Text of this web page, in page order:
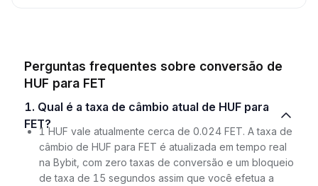
Perguntas frequentes sobre conversão de
HUF para FET
1. Qual é a taxa de câmbio atual de HUF para
FET?
1 HUF vale atualmente cerca de 0.024 FET. A taxa de
câmbio de HUF para FET é atualizada em tempo real
na Bybit, com zero taxas de conversão e um bloqueio
de taxa de 15 segundos assim que você efetua a